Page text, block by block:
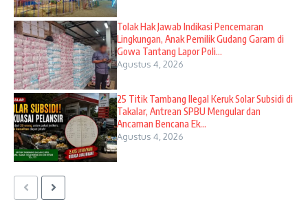
Tolak Hak Jawab Indikasi Pencemaran
Lingkungan, Anak Pemilik Gudang Garam di
Gowa Tantang Lapor Poli...
Agustus 4, 2026
25 Titik Tambang Ilegal Keruk Solar Subsidi di
Takalar, Antrean SPBU Mengular dan
Ancaman Bencana Ek...
Agustus 4, 2026